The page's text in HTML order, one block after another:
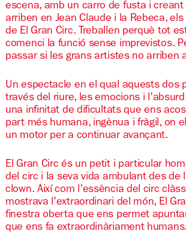
escena, amb un carro de fusta i
arriben en Jean Claude i la Rebeca,
de El Gran Circ. Treballen perquè tot
comenci la funció sense imprevistos.
passar si les grans artistes no arriben
Un espectacle en el qual aquests dos
través del riure, les emocions i
una infinitat de dificultats que ens
part més humana, ingènua i fràgil, on
un motor per a continuar avançant.
El Gran Circ és un petit i particular
del circ i la seva vida ambulant des de
clown. Així com l'essència del circ
mostrava l'extraordinari del món, El
finestra oberta que ens permet
que ens fa extraordinàriament humans.